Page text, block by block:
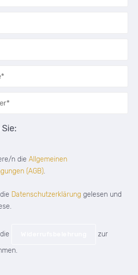
n die Allgemeinen
(AGB).
Datenschutzerklärung gelesen und
zur